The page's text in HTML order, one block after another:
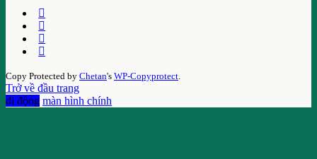
Copy Protected by Chetan's WP-Copyprotect.
Trở về đầu trang
di động màn hình chính